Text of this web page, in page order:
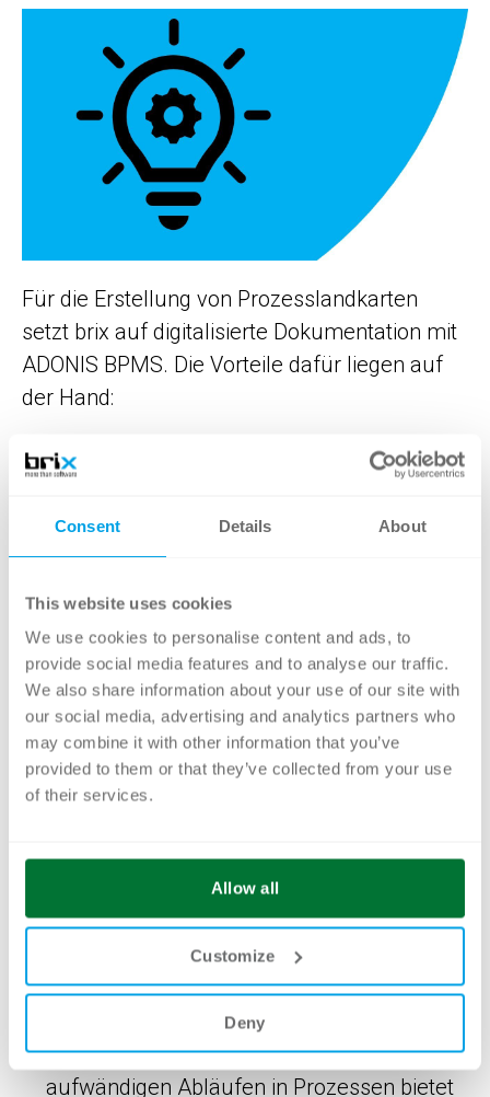
Consent Details About
This website uses cookies
We use cookies to personalise content and ads, to
provide social media features and to analyse our traffic.
We also share information about your use of our site with
our social media, advertising and analytics partners who
may combine it with other information that you’ve
provided to them or that they’ve collected from your use
of their services.
Allow all
Customize
Deny
Für die Erstellung von Prozesslandkarten
setzt brix auf digitalisierte Dokumentation mit
ADONIS BPMS. Die Vorteile dafür liegen auf
der Hand:
Nur durch einen guten Gesamtüberblick
lässt sich ein Prozess optimieren.
Derselbe Gesamtüberblick ist notwendig,
um Prozesskosten aussagekräftig
auswerten und aufgliedern zu können.
Prozessoptimierung ist ein äusserst
wirksamer Hebel zur Optimierung der
Prozesskosten.
Prozessoptimierung hilft dabei, Strukturen
im Unternehmen zu verbessern, und
ermöglicht damit eine Steigerung der
Eine durchgängige Prozessanalyse zeigt die
umfangreichen Möglichkeiten für
Prozessautomatisierungen auf.
Die Automatisierung von wiederkehrenden,
aufwändigen Abläufen in Prozessen bietet